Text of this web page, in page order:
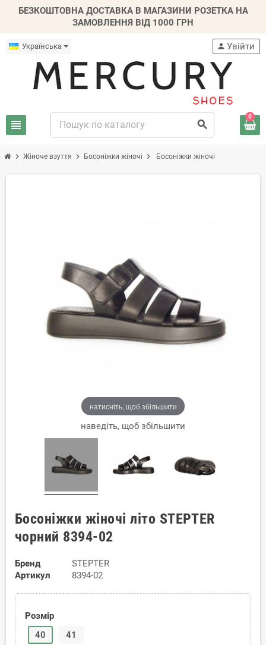
БЕЗКОШТОВНА ДОСТАВКА В МАГАЗИНИ РОЗЕТКА НА
ЗАМОВЛЕННЯ ВІД 1000 ГРН
Українська
view_headline search
person Увійти
0
chevron_right Жіноче взуття chevron_right Босоніжки жіночі chevron_right Босоніжки жіночі
натисніть, щоб збільшити
наведіть, щоб збільшити
Босоніжки жіночі літо STEPTER
чорний 8394-02
Бренд
STEPTER
Артикул
8394-02
Розмір
40
41